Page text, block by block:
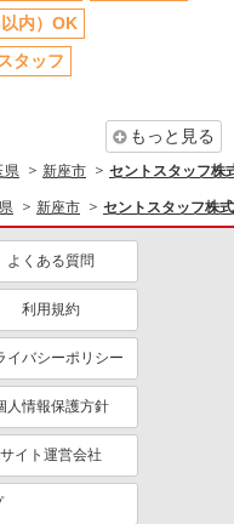
内）OK
タッフ
もっと見る
県 新座市 セントスタッフ
新座市 セントスタッフ株
よくある質問
利用規約
イバシーポリシー
人情報保護方針
サイト運営会社